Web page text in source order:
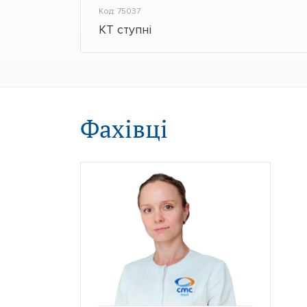
Код: 75037
КТ ступні
Фахівці